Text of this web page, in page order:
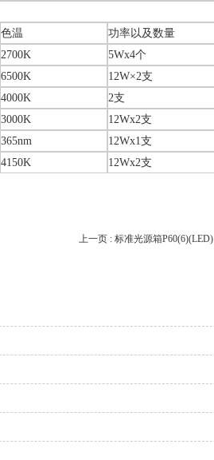
色温
功率以及数量
2700K
5Wx4个
6500K
12W×2支
4000K
2支
3000K
12Wx2支
365nm
12Wx1支
4150K 12Wx2支
上一页 : 标准光源箱P60(6)(LED)